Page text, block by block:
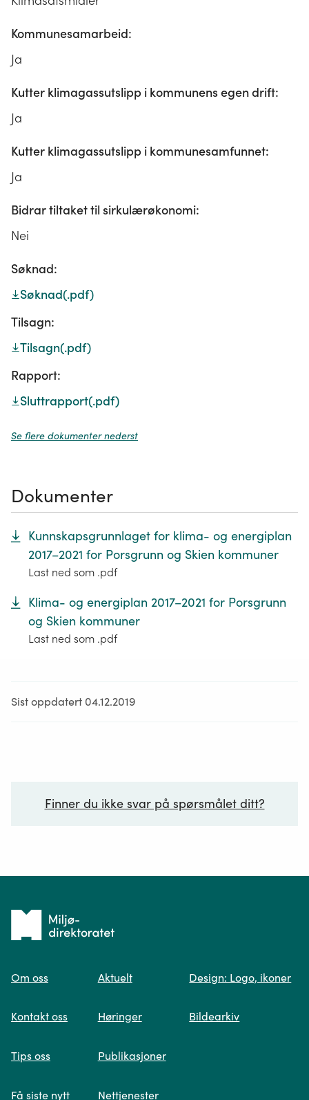
Kommunesamarbeid:
Ja
Kutter klimagassutslipp i kommunens egen drift:
Ja
Kutter klimagassutslipp i kommunesamfunnet:
Ja
Bidrar tiltaket til sirkulærøkonomi:
Nei
Søknad:
Søknad(.pdf)
Tilsagn:
Tilsagn(.pdf)
Rapport:
Sluttrapport(.pdf)
Se flere dokumenter nederst
Dokumenter
Kunnskapsgrunnlaget for klima- og energiplan
2017–2021 for Porsgrunn og Skien kommuner
Last ned som .pdf
Klima- og energiplan 2017–2021 for Porsgrunn
og Skien kommuner
Last ned som .pdf
Sist oppdatert 04.12.2019
Finner du ikke svar på spørsmålet ditt?
Spør oss
søk og viser deg vår mest relevante
Tilbake
forsiden
Om oss
Kontakt oss
Tips oss
Få siste nytt
Aktuelt
Høringer
Publikasjoner
Nettjenester
Design: Logo, ikoner
Bildearkiv